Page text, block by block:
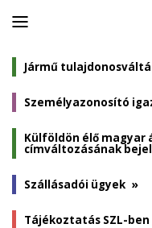
Panel
nyitása
Jármű
Személyazonosító
Külföldön élő
címváltozásának
Szállásadói ügyek »
Tájékoztatás SZL-